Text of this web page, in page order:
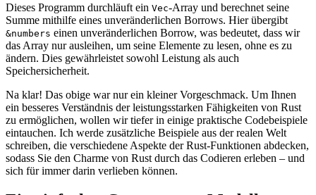
Dieses Programm durchläuft ein Vec-Array und berechnet seine
Summe mithilfe eines unveränderlichen Borrows. Hier übergibt
&numbers einen unveränderlichen Borrow, was bedeutet, dass wir
das Array nur ausleihen, um seine Elemente zu lesen, ohne es zu
ändern. Dies gewährleistet sowohl Leistung als auch
Speichersicherheit.
Na klar! Das obige war nur ein kleiner Vorgeschmack. Um Ihnen
ein besseres Verständnis der leistungsstarken Fähigkeiten von Rust
zu ermöglichen, wollen wir tiefer in einige praktische Codebeispiele
eintauchen. Ich werde zusätzliche Beispiele aus der realen Welt
schreiben, die verschiedene Aspekte der Rust-Funktionen abdecken,
sodass Sie den Charme von Rust durch das Codieren erleben – und
sich für immer darin verlieben können.